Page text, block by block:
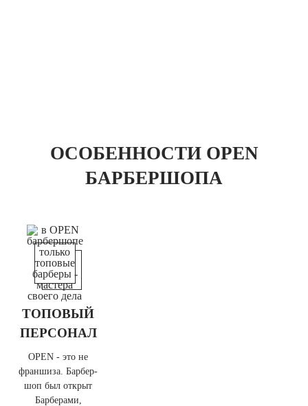
ОСОБЕННОСТИ OPEN
БАРБЕРШОПА
ТОПОВЫЙ
ПЕРСОНАЛ
OPEN - это не
франшиза. Барбер-
шоп был открыт
Барберами,